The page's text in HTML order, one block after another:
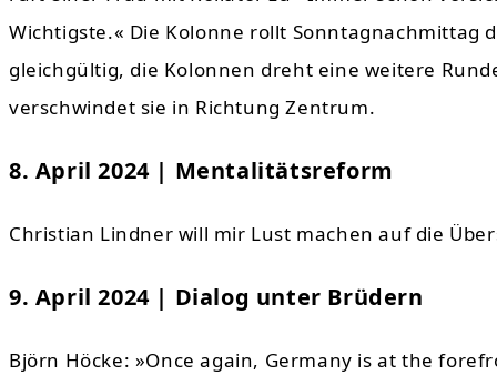
Wichtigste.« Die Kolonne rollt Sonntagnachmittag
gleichgültig, die Kolonnen dreht eine weitere
verschwindet sie in Richtung Zentrum.
8. April 2024 | Mentalitätsreform
Christian Lindner will mir Lust machen auf die
9. April 2024 | Dialog unter Brüdern
Björn Höcke: »Once again, Germany is at the